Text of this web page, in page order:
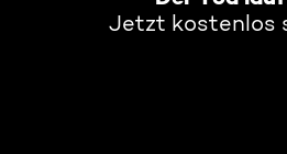
Jetzt kostenlos